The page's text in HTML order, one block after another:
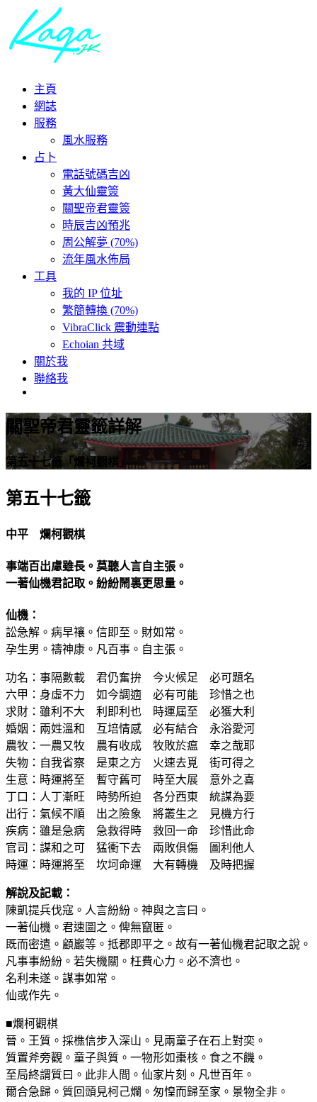
主頁
網誌
服務
風水服務
占卜
電話號碼吉凶
黃大仙靈簽
關聖帝君靈簽
時辰吉凶預兆
周公解夢 (70%)
流年風水佈局
工具
我的 IP 位址
繁簡轉換 (70%)
VibraClick 震動連點
Echoian 共域
關於我
聯絡我
關聖帝君靈籤詳解
第五十七籤「爛柯觀棋」
第五十七籤
中平 爛柯觀棋
事端百出慮雖長。莫聽人言自主張。
一著仙機君記取。紛紛鬧裏更思量。
仙機：
訟急解。病早禳。信即至。財如常。
孕生男。禱神康。凡百事。自主張。
功名：事隔數載 君仍奮拚 今火候足 必可題名
六甲：身虛不力 如今調適 必有可能 珍惜之也
求財：雖利不大 利即利也 時運屆至 必獲大利
婚姻：兩姓溫和 互培情感 必有結合 永浴愛河
農牧：一農又牧 農有收成 牧敗於瘟 幸之哉耶
失物：自我省察 是東之方 火速去覓 街可得之
生意：時運將至 暫守舊可 時至大展 意外之喜
丁口：人丁漸旺 時勢所迫 各分西東 統謀為要
出行：氣候不順 出之險象 將叢生之 見機方行
疾病：雖是急病 急救得時 救回一命 珍惜此命
官司：謀和之可 猛衝下去 兩敗俱傷 圖利他人
時運：時運將至 坎坷命運 大有轉機 及時把握
解說及記載：
陳凱提兵伐寇。人言紛紛。神與之言曰。
一著仙機。君速圖之。俾無竄匿。
既而密遣。顧巖等。抵郡即平之。故有一著仙機君記取之說。
凡事事紛紛。若失機關。枉費心力。必不濟也。
名利未遂。謀事如常。
仙或作先。
■爛柯觀棋
晉。王質。採樵信步入深山。見兩童子在石上對奕。
質置斧旁觀。童子與質。一物形如棗核。食之不饑。
至局終謂質曰。此非人間。仙家片刻。凡世百年。
爾合急歸。質回頭見柯己爛。匆惶而歸至家。景物全非。